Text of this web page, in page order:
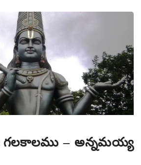
– అన్నమయ్య